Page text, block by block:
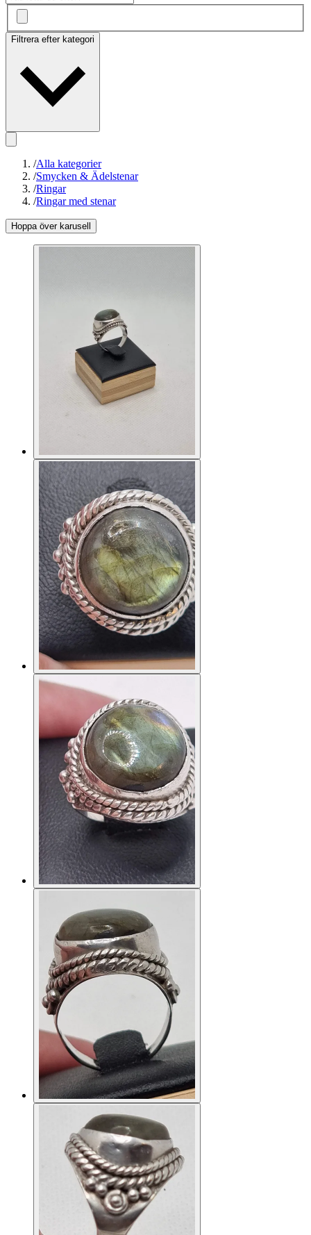
Filtrera efter kategori
/Alla kategorier
/Smycken & Ädelstenar
/Ringar
/Ringar med stenar
Hoppa över karusell